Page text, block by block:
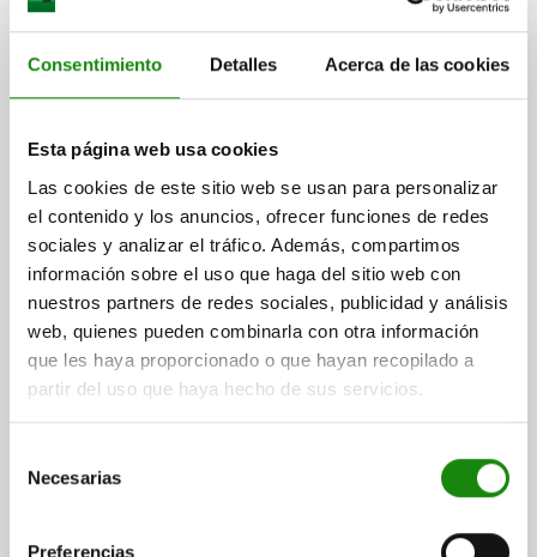
Consentimiento Detalles Acerca de las cookies
Esta página web usa cookies
Las cookies de este sitio web se usan para personalizar
el contenido y los anuncios, ofrecer funciones de redes
sociales y analizar el tráfico. Además, compartimos
información sobre el uso que haga del sitio web con
nuestros partners de redes sociales, publicidad y análisis
web, quienes pueden combinarla con otra información
que les haya proporcionado o que hayan recopilado a
partir del uso que haya hecho de sus servicios.
Necesarias
Preferencias
DISP.SUJ. RÁPIDA HORIZONTAL ACERO, VERSIÓN
F KN=6 L=325 L1 MÁX.=205 L1 MÍN.=55 L2=85
L3=132
L4=15
L6=225 B=55 H MÍN. =173 H MÁX. =425 H1=110,5
H2=35 H4=27 A=102 HUSILLO DE PRESIÓN=M16X140
D1=12,5 S=30 S1=5
Referencia:05120-16
$2,072.77
más IVA.